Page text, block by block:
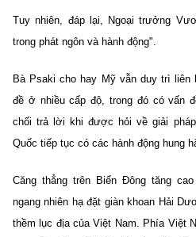
Tuy nhiên, đáp lại, Ngoại trưởng
trong phát ngôn và hành động".
Bà Psaki cho hay Mỹ vẫn duy trì
đề ở nhiều cấp độ, trong đó có vấn
chối trả lời khi được hỏi về giải
Quốc tiếp tục có các hành động hung
Căng thẳng trên Biển Đông tăng
ngang nhiên hạ đặt giàn khoan Hải
thềm lục địa của Việt Nam. Phía Việt